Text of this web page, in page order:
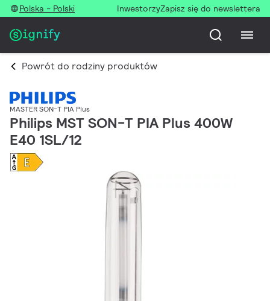
Polska - Polski InwestorzyZapisz się do newslettera
Powrót do rodziny produktów
MASTER SON-T PIA Plus
Philips MST SON-T PIA Plus 400W
E40 1SL/12